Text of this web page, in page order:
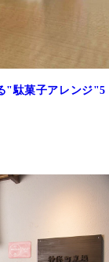
"駄菓子アレンジ"5